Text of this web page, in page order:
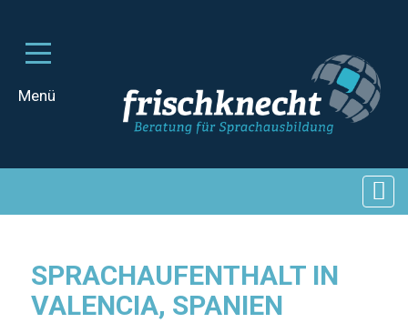
SPRACHAUFENTHALT IN
VALENCIA, SPANIEN